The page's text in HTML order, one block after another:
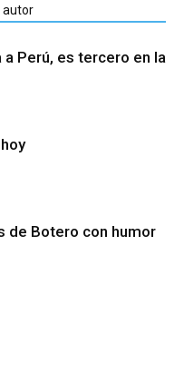
autor
a Perú, es tercero en la
de Botero con humor